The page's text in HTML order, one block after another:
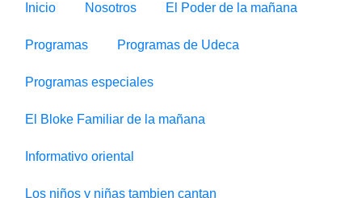
Inicio Nosotros El Poder de la mañana
Programas Programas de Udeca
Programas especiales
El Bloke Familiar de la mañana
Informativo oriental
Los niños y niñas tambien cantan